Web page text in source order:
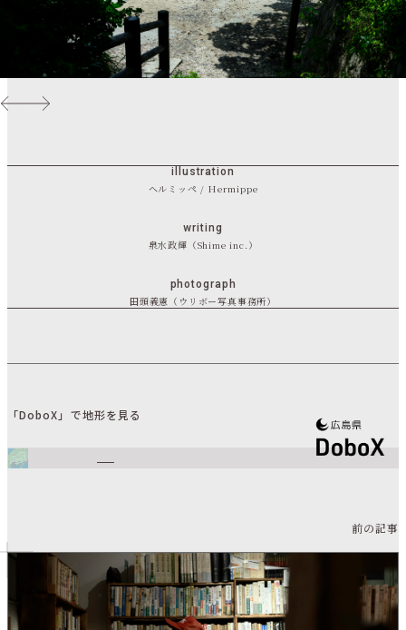
illustration
ヘルミッペ / Hermippe
writing
泉水政輝（Shime inc.）
photograph
田頭義憲（ウリボー写真事務所）
「DoboX」で地形を見る
前の記事